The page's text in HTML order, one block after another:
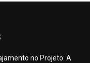
no Projeto: A